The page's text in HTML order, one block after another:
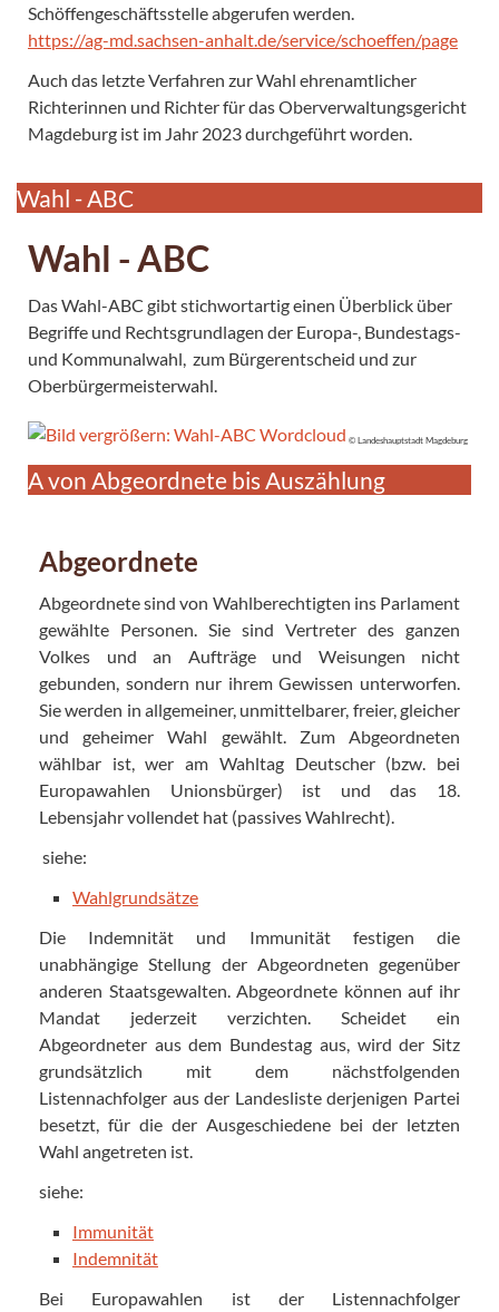
Schöffengeschäftsstelle abgerufen werden.
https://ag-md.sachsen-anhalt.de/service/schoeffen/page
Auch das letzte Verfahren zur Wahl ehrenamtlicher
Richterinnen und Richter für das Oberverwaltungsgericht
Magdeburg ist im Jahr 2023 durchgeführt worden.
Wahl - ABC
Wahl - ABC
Das Wahl-ABC gibt stichwortartig einen Überblick über
Begriffe und Rechtsgrundlagen der Europa-, Bundestags-
und Kommunalwahl, zum Bürgerentscheid und zur
Oberbürgermeisterwahl.
© Landeshauptstadt Magdeburg
A von Abgeordnete bis Auszählung
Abgeordnete
Abgeordnete sind von Wahlberechtigten ins Parlament
gewählte Personen. Sie sind Vertreter des ganzen
Volkes und an Aufträge und Weisungen nicht
gebunden, sondern nur ihrem Gewissen unterworfen.
Sie werden in allgemeiner, unmittelbarer, freier, gleicher
und geheimer Wahl gewählt. Zum Abgeordneten
wählbar ist, wer am Wahltag Deutscher (bzw. bei
Europawahlen Unionsbürger) ist und das 18.
Lebensjahr vollendet hat (passives Wahlrecht).
siehe:
Wahlgrundsätze
Die Indemnität und Immunität festigen die
unabhängige Stellung der Abgeordneten gegenüber
anderen Staatsgewalten. Abgeordnete können auf ihr
Mandat jederzeit verzichten. Scheidet ein
Abgeordneter aus dem Bundestag aus, wird der Sitz
grundsätzlich mit dem nächstfolgenden
Listennachfolger aus der Landesliste derjenigen Partei
besetzt, für die der Ausgeschiedene bei der letzten
Wahl angetreten ist.
siehe:
Immunität
Indemnität
Bei Europawahlen ist der Listennachfolger